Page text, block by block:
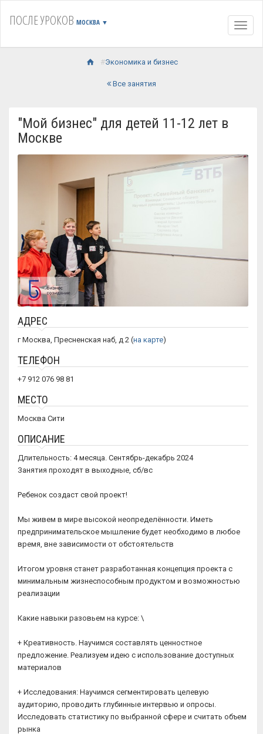
ПОСЛЕ УРОКОВ МОСКВА ▼
Экономика и бизнес
Все занятия
"Мой бизнес" для детей 11-12 лет в
Москве
АДРЕС
г Москва, Пресненская наб, д 2 (на карте)
ТЕЛЕФОН
+7 912 076 98 81
МЕСТО
Москва Сити
ОПИСАНИЕ
Длительность: 4 месяца. Сентябрь-декабрь 2024
Занятия проходят в выходные, сб/вс
Ребенок создаст свой проект!
Мы живем в мире высокой неопределённости. Иметь
предпринимательское мышление будет необходимо в любое
время, вне зависимости от обстоятельств
Итогом уровня станет разработанная концепция проекта с
минимальным жизнеспособным продуктом и возможностью
реализации
Какие навыки разовьем на курсе: \
+ Креативность. Научимся составлять ценностное
предложение. Реализуем идею с использование доступных
материалов
+ Исследования: Научимся сегментировать целевую
аудиторию, проводить глубинные интервью и опросы.
Исследовать статистику по выбранной сфере и считать объем
рынка